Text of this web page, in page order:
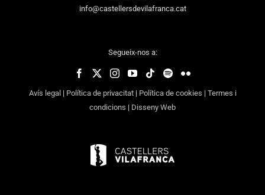
info@castellersdevilafranca.cat
Segueix-nos a:
Avís legal | Política de privacitat| Política de cookies | Termes i
condicions | Disseny Web